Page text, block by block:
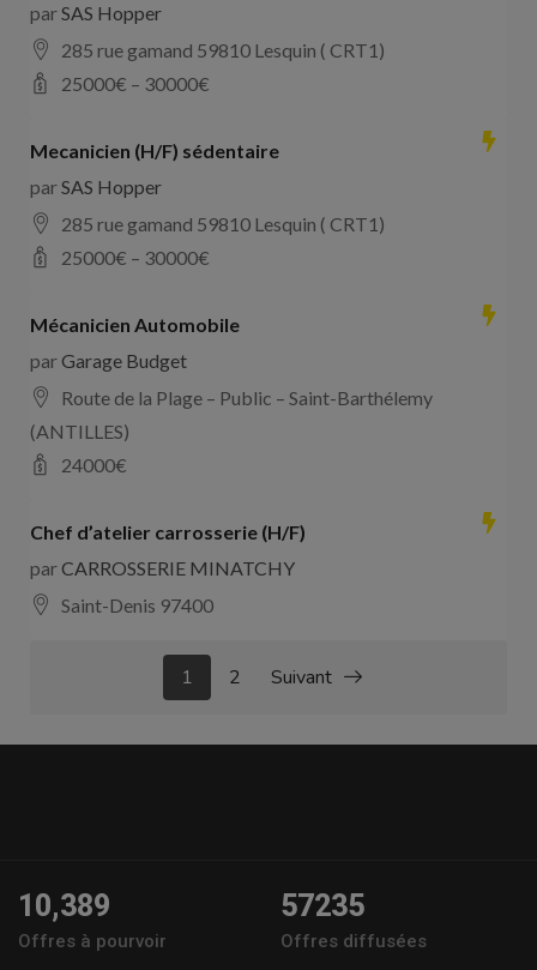
parSAS Hopper
285 rue gamand 59810 Lesquin ( CRT1)
25000€ – 30000€
Mecanicien (H/F) sédentaire
parSAS Hopper
285 rue gamand 59810 Lesquin ( CRT1)
25000€ – 30000€
Mécanicien Automobile
parGarage Budget
Route de la Plage – Public – Saint-Barthélemy
(ANTILLES)
24000€
Chef d’atelier carrosserie (H/F)
parCARROSSERIE MINATCHY
Saint-Denis 97400
1 2 Suivant
10,389
Offres à pourvoir
57235
Offres diffusées